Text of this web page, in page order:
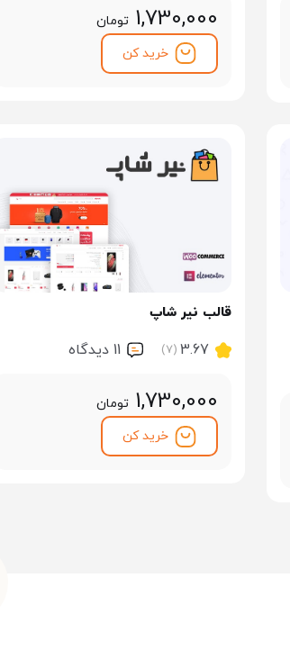
1,730,000 تومان
خرید کن
قالب نیر شاپ
3.67
(7) 11 ديدگاه
1,730,000 تومان
خرید کن